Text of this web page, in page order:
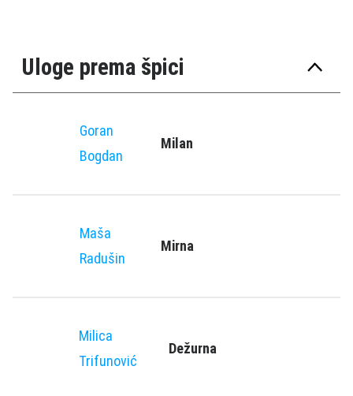
Uloge prema špici
Goran
Bogdan
Milan
Maša
Radušin
Mirna
Milica
Trifunović
Dežurna